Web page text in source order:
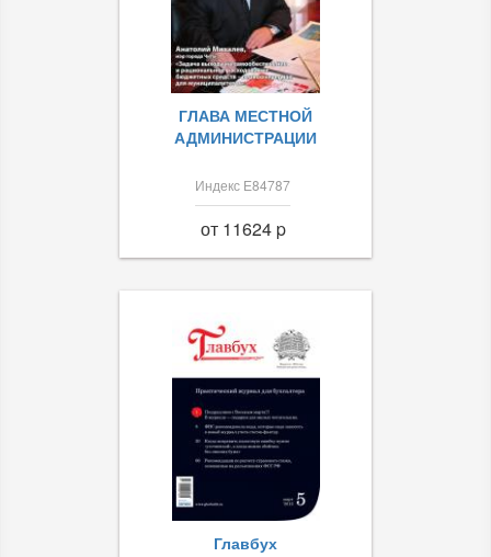
ГЛАВА МЕСТНОЙ
АДМИНИСТРАЦИИ
Индекс Е84787
от 11624 p
Главбух